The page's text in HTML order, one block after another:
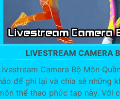
LIVESTREAM CAMERA
Camera Bộ Môn
để ghi lại và chia sẻ những
thể thao phức tạp này. Với